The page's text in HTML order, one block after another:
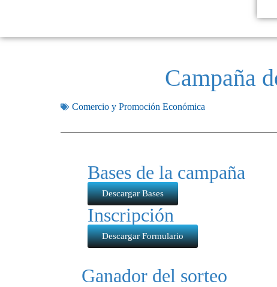
Campaña
Comercio y Promoción Económica
Bases de la campaña
Descargar Bases
Inscripción
Descargar Formulario
Ganador del sorteo